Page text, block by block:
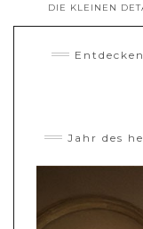
DIE KLEINEN
Jahr des